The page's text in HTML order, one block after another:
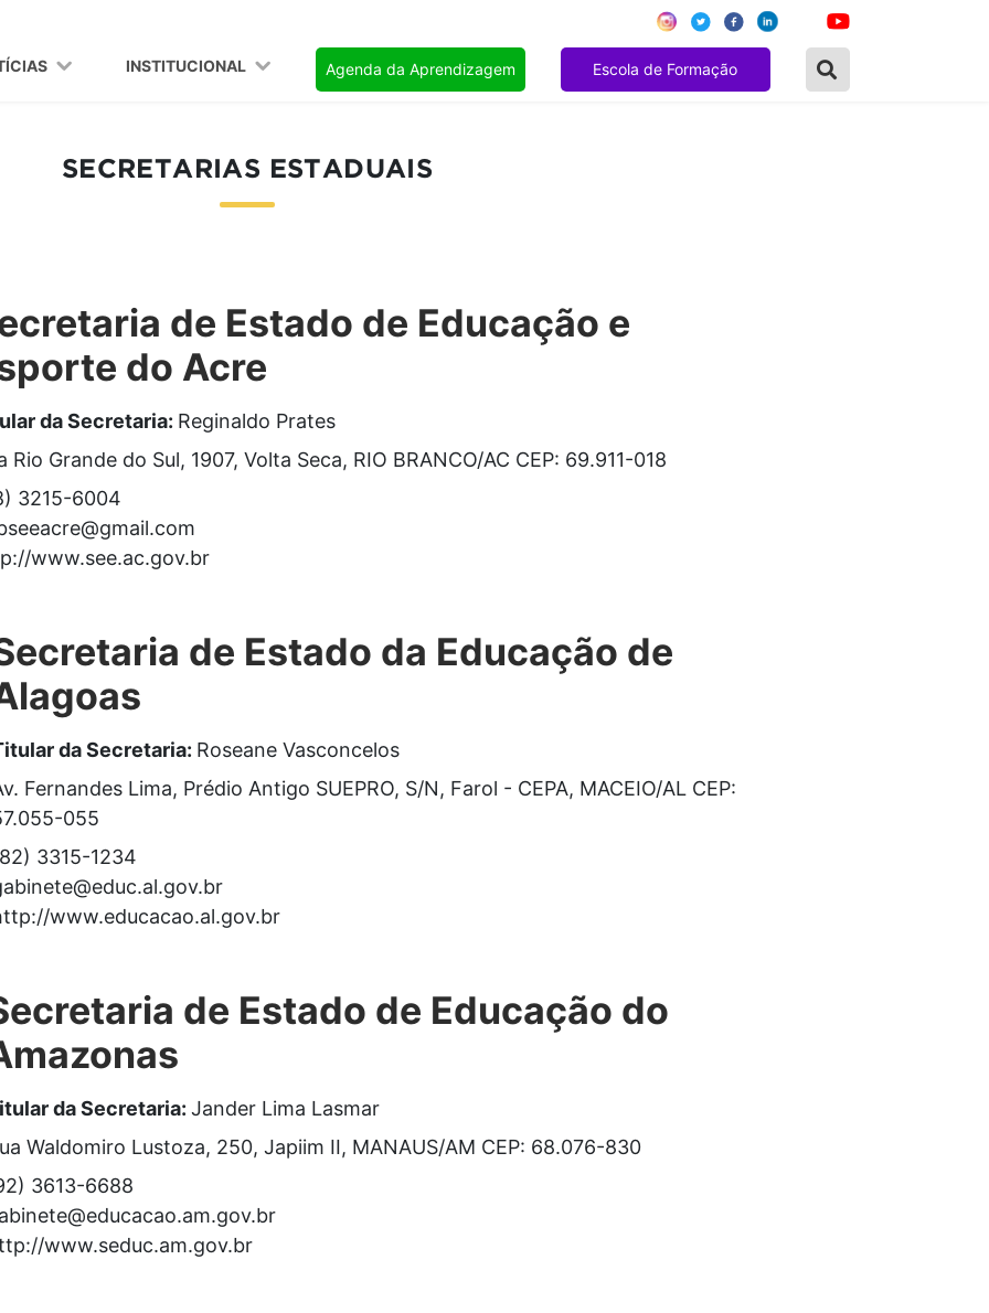
INSTITUCIONAL Agenda da Aprendizagem Escola de Formação
SECRETARIAS ESTADUAIS
de Estado de Educação e
do Acre
da Secretaria: Reginaldo Prates
Rio Grande do Sul, 1907, Volta Seca, RIO BRANCO/AC CEP: 69.911-018
3215-6004
www.see.ac.gov.br
de Estado da Educação de
da Secretaria: Roseane Vasconcelos
Fernandes Lima, Prédio Antigo SUEPRO, S/N, Farol - CEPA, MACEIO/AL CEP:
055
3315-1234
www.educacao.al.gov.br
de Estado de Educação do
da Secretaria:Jander Lima Lasmar
Waldomiro Lustoza, 250, Japiim II, MANAUS/AM CEP: 68.076-830
3613-6688
www.seduc.am.gov.br